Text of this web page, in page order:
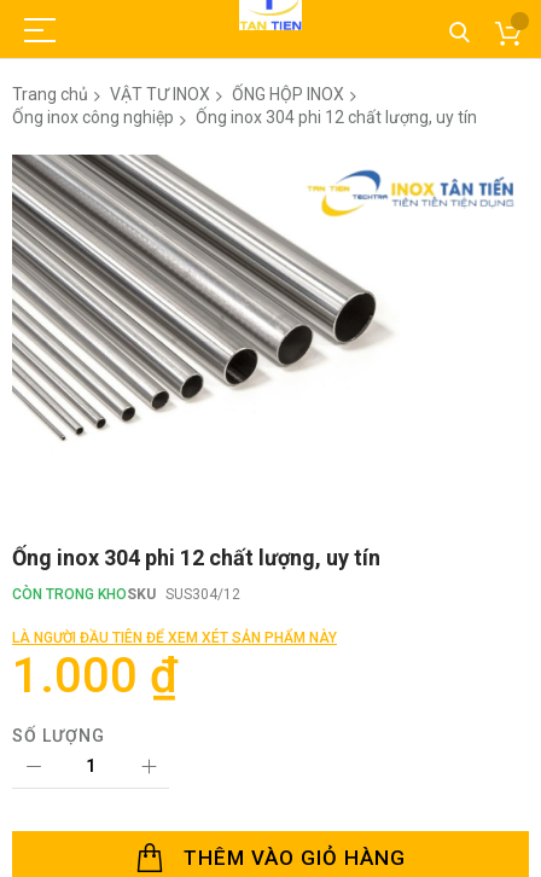
Trang chủ VẬT TƯ INOX
ỐNG HỘP INOX
Ống inox công nghiệp
Ống inox 304 phi 12 chất lượng, uy tín
Chuyển
đến
phần
đầu
của
thư
viện
hình
ảnh
Chuyển
đến
phần
của
thư
hình
Ống inox 304 phi 12 chất lượng, uy tín
CÒN TRONG KHOSKU SUS304/12
LÀ NGƯỜI ĐẦU TIÊN ĐỂ XEM XÉT SẢN PHẨM NÀY
1.000 ₫
SỐ LƯỢNG
THÊM VÀO GIỎ HÀNG